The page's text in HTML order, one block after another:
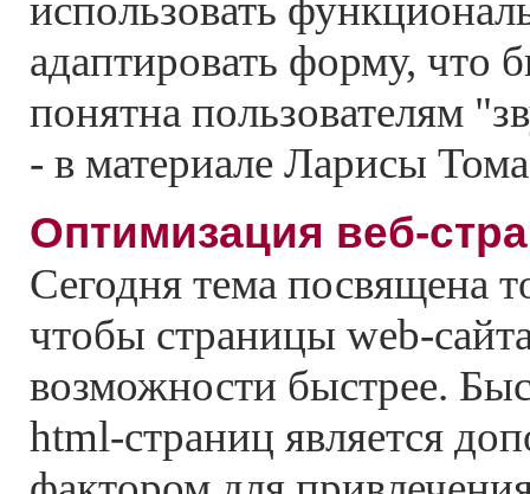
использовать
адаптировать форму, что
понятна пользователям
- в материале Ларисы
Оптимизация веб-
Сегодня тема посвящена
чтобы страницы web-
возможности быстрее.
html-страниц является